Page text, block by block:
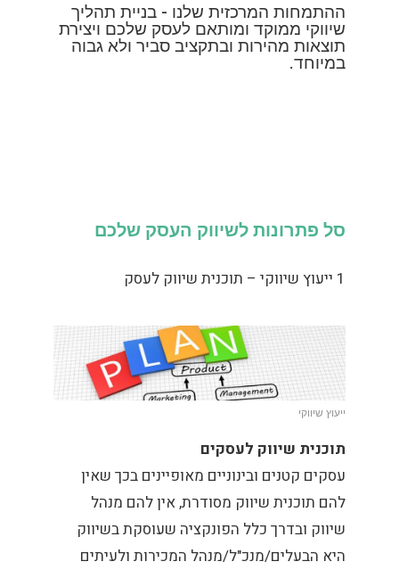
ההתמחות המרכזית שלנו - בניית תהליך
שיווקי ממוקד ומותאם לעסק שלכם ויצירת
תוצאות מהירות ובתקציב סביר ולא גבוה
במיוחד.
סל פתרונות לשיווק העסק שלכם
1 ייעוץ שיווקי – תוכנית שיווק לעסק
ייעוץ שיווקי
תוכנית שיווק לעסקים
עסקים קטנים ובינוניים מאופיינים בכך שאין
להם תוכנית שיווק מסודרת, אין להם מנהל
שיווק ובדרך כלל הפונקציה שעוסקת בשיווק
היא הבעלים/מנכ"ל/מנהל המכירות ולעיתים